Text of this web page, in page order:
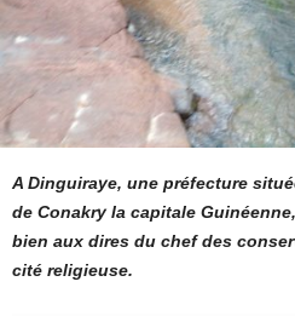
A Dinguiraye, une préfecture
de Conakry la capitale
bien aux dires du chef des
cité religieuse.